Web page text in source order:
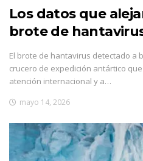
Los datos que
brote de
El brote de hantavirus detectado a
crucero de expedición antártico
atención internacional y a…
mayo 14, 2026